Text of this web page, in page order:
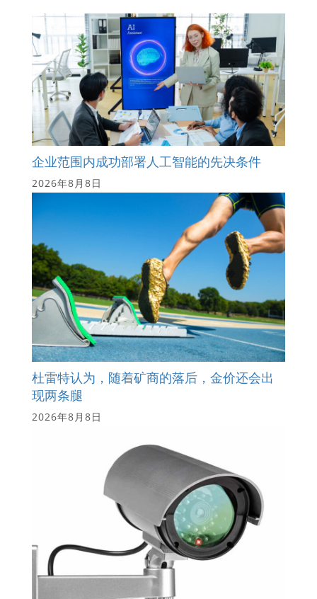
企业范围内成功部署人工智能的先决条件
2026年8月8日
杜雷特认为，随着矿商的落后，金价还会出
现两条腿
2026年8月8日